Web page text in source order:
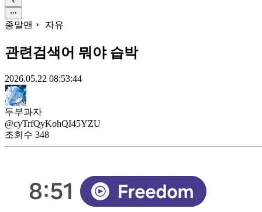
종말맨 자유
관련검색어 뭐야 습박
2026.05.22 08:53:44
두부과자
@cyTrfQyKohQI45YZU
조회수 348